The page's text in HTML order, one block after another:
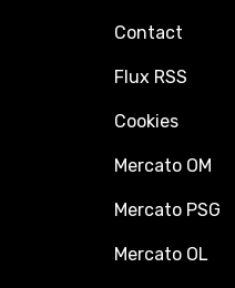
Contact
Flux RSS
Cookies
Mercato OM
Mercato PSG
Mercato OL